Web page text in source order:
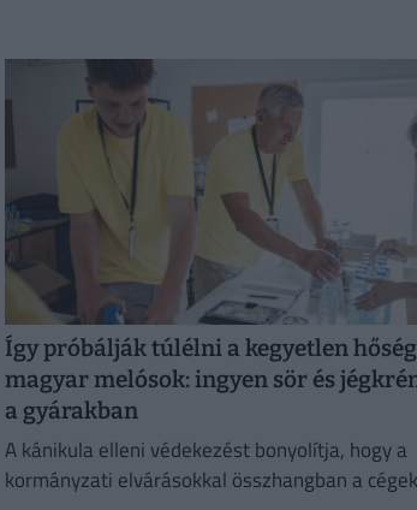
Így próbálják túlélni a kegyetlen
magyar melósok: ingyen sör és
a gyárakban
A kánikula elleni védekezést bonyolítja, hogy a
kormányzati elvárásokkal összhangban a